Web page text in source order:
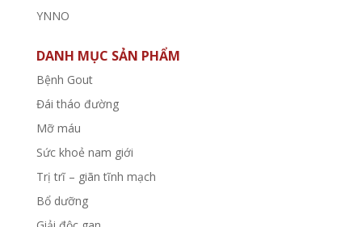
YNNO
DANH MỤC SẢN PHẨM
Bệnh Gout
Đái tháo đường
Mỡ máu
Sức khoẻ nam giới
Trị trĩ – giãn tĩnh mạch
Bổ dưỡng